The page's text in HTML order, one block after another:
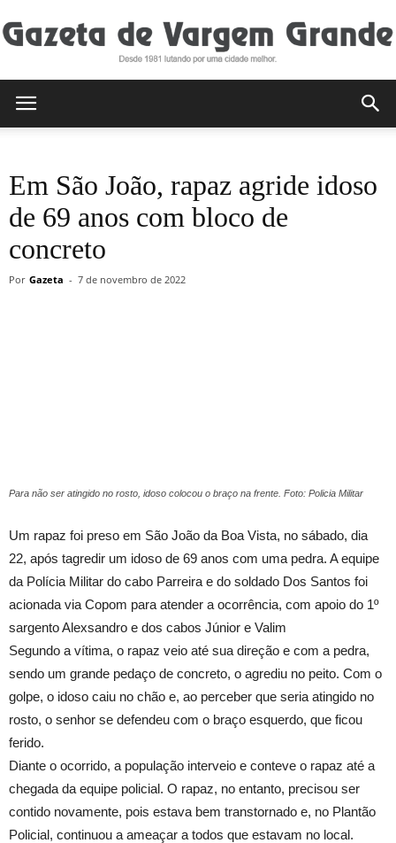
de
Em São João, rapaz agride idoso
de 69 anos com bloco de
concreto
Por Gazeta - 7 de novembro de 2022
Para não ser atingido no rosto, idoso colocou o braço na frente. Foto: Policia Militar
Um rapaz foi preso em São João da Boa Vista, no sábado, dia
22, após tagredir um idoso de 69 anos com uma pedra. A equipe
da Polícia Militar do cabo Parreira e do soldado Dos Santos foi
acionada via Copom para atender a ocorrência, com apoio do 1º
sargento Alexsandro e dos cabos Júnior e Valim
Segundo a vítima, o rapaz veio até sua direção e com a pedra,
sendo um grande pedaço de concreto, o agrediu no peito. Com o
golpe, o idoso caiu no chão e, ao perceber que seria atingido no
rosto, o senhor se defendeu com o braço esquerdo, que ficou
ferido.
Diante o ocorrido, a população interveio e conteve o rapaz até a
chegada da equipe policial. O rapaz, no entanto, precisou ser
contido novamente, pois estava bem transtornado e, no Plantão
Policial, continuou a ameaçar a todos que estavam no local.